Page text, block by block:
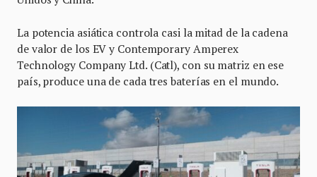
La potencia asiática controla casi la mitad de la cadena
de valor de los EV y Contemporary Amperex
Technology Company Ltd. (Catl), con su matriz en ese
país, produce una de cada tres baterías en el mundo.